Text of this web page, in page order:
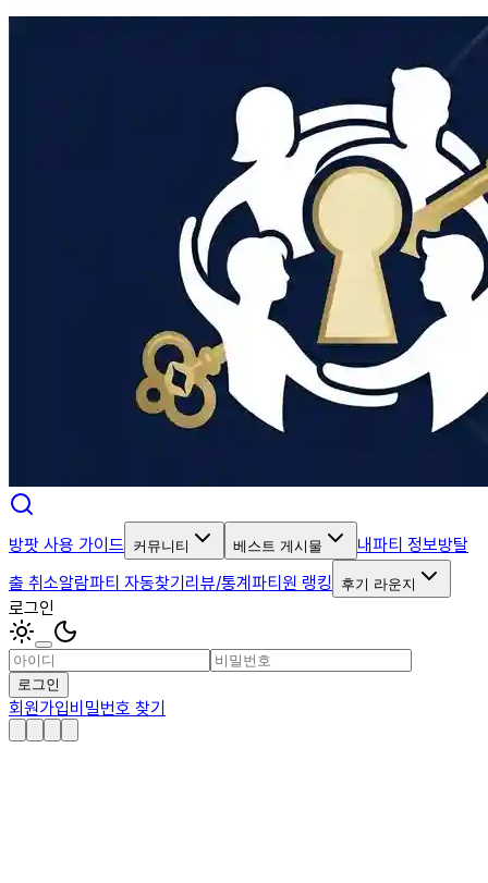
방팟 사용 가이드 커뮤니티 베스트 게시물 내파티 정보방탈
출 취소알람파티 자동찾기리뷰/통계파티원 랭킹 후기 라운지
로그인
로그인
회원가입비밀번호 찾기